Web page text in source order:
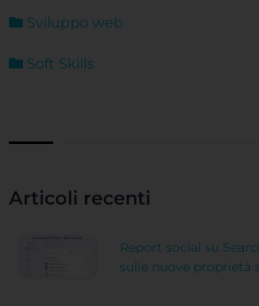
Sviluppo web
Soft Skills
Articoli recenti
Report social su
sulle nuove proprietà